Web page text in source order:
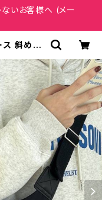
いお客様へ (メー
ス 斜めが
ュアル 通
量 ブラッ
夏 秋 冬
| REIRS
代 レディ
販